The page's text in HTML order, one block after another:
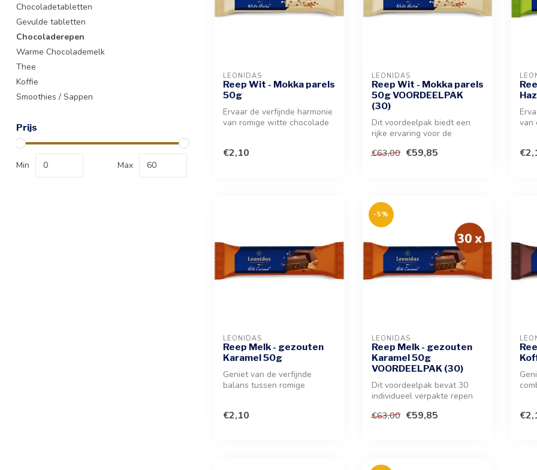
Chocoladetabletten
Gevulde tabletten
Chocoladerepen
Warme Chocolademelk
Thee
Koffie
Smoothies / Sappen
Prijs
Min Max
LEONIDAS
Reep Wit - Mokka parels
50g
Ervaar de verfijnde harmonie
van romige witte chocolade
€2,10
LEONIDAS
Reep Wit - Mokka parels
50g VOORDEELPAK
(30)
Dit voordeelpak biedt een
rijke ervaring voor de
individ...
€63,00 €59,85
van
LEONIDAS
Reep Melk - gezouten
Karamel 50g
Geniet van de verfijnde
balans tussen romige
€2,10
-5%
LEONIDAS
Reep Melk - gezouten
Karamel 50g
VOORDEELPAK (30)
Dit voordeelpak bevat 30
individueel verpakte repen
€63,00 €59,85